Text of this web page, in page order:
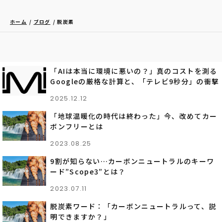
ホーム ブログ 脱炭素
「AIは本当に環境に悪いの？」真のコストを測る
Googleの厳格な計算と、「テレビ9秒分」の衝撃
2025.12.12
「地球温暖化の時代は終わった」今、改めてカー
ボンフリーとは
2023.08.25
9割が知らない…カーボンニュートラルのキーワ
ード”Scope3”とは？
2023.07.11
脱炭素ワード：「カーボンニュートラルって、説
明できますか？」